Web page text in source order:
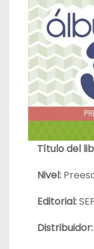
Título del
Nivel:
Editorial:
Distribuidor: